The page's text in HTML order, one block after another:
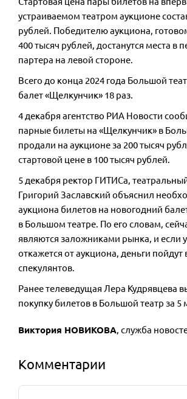
устраиваемом театром аукционе
рублей. Победителю аукциона,
400 тысяч рублей, достанутся места в
партера на левой стороне.
Всего до конца 2024 года Большой
балет «Щелкунчик» 18 раз.
4 декабря агентство РИА Новости
парные билеты на «Щелкунчик» в
продали на аукционе за 200 тысяч
стартовой цене в 100 тысяч рублей.
5 декабря ректор ГИТИСа,
Григорий Заславский объяснил
аукциона билетов на новогодний
в Большом театре. По его словам,
являются заложниками рынка, и если
откажется от аукциона, деньги
спекулянтов.
Ранее телеведущая Лера Кудрявцева
покупку билетов в Большой театр за 5
Виктория НОВИКОВА, служба
Комментарии